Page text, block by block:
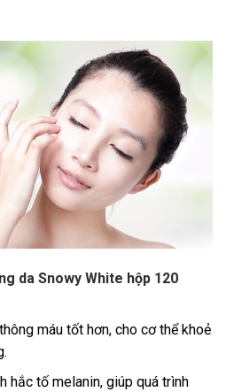
da Snowy White hộp 120
máu tốt hơn, cho cơ thể khoẻ
hắc tố melanin, giúp quá trình